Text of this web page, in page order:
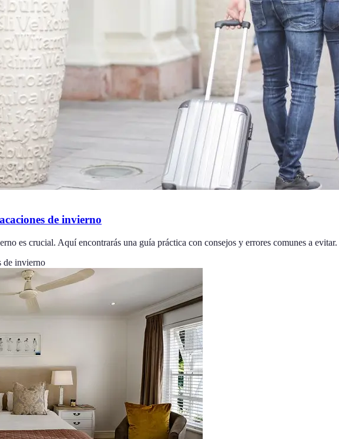
de invierno
es crucial. Aquí encontrarás una guía práctica con consejos y errores comunes a evitar.
de invierno